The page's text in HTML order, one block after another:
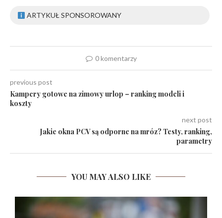
ARTYKUŁ SPONSOROWANY
0 komentarzy
previous post
Kampery gotowe na zimowy urlop – ranking modeli i
koszty
next post
Jakie okna PCV są odporne na mróz? Testy, ranking,
parametry
YOU MAY ALSO LIKE